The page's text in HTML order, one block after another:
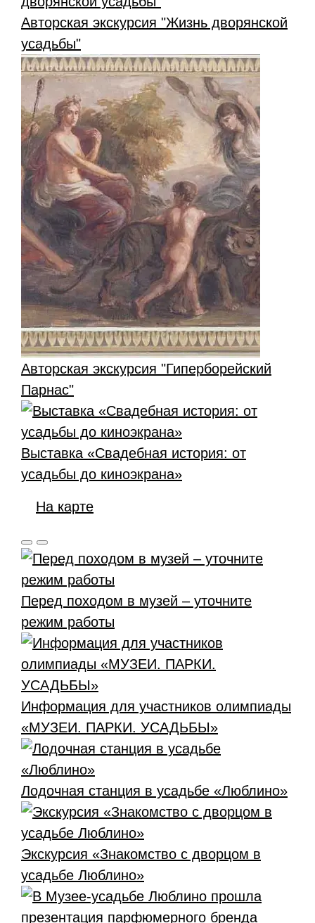
Авторская экскурсия "Жизнь дворянской
усадьбы"
Авторская экскурсия "Гиперборейский
Парнас"
Выставка «Свадебная история: от
усадьбы до киноэкрана»
На карте
Перед походом в музей – уточните
режим работы
Информация для участников олимпиады
«МУЗЕИ. ПАРКИ. УСАДЬБЫ»
Лодочная станция в усадьбе «Люблино»
Экскурсия «Знакомство с дворцом в
усадьбе Люблино»